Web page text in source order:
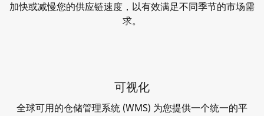
加快或减慢您的供应链速度，以有效满足不同季节的市场需
求。
可视化
全球可用的仓储管理系统 (WMS) 为您提供一个统一的平